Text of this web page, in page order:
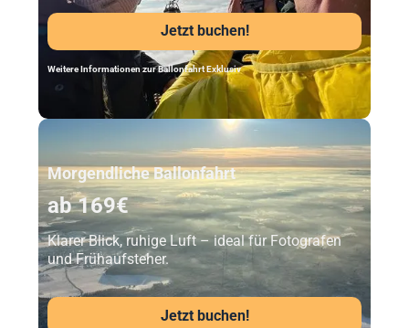
Jetzt buchen!
Weitere Informationen zur Ballonfahrt Exklusiv
Morgendliche Ballonfahrt
ab 169€
Klarer Blick, ruhige Luft – ideal für Fotografen
und Frühaufsteher.
Jetzt buchen!